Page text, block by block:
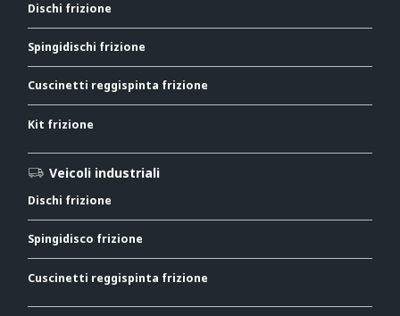
Dischi frizione
Spingidischi frizione
Cuscinetti reggispinta frizione
Kit frizione
Veicoli industriali
Dischi frizione
Spingidisco frizione
Cuscinetti reggispinta frizione